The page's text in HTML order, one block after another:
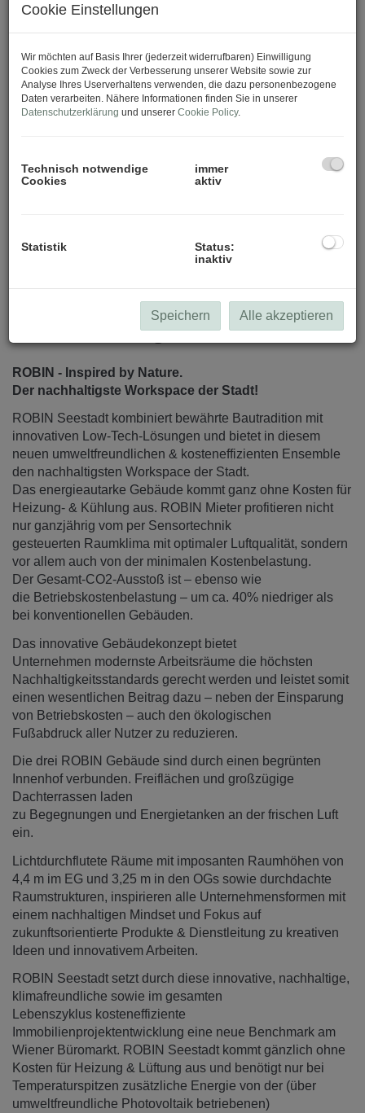
Beschreibung
ROBIN - Inspired by Nature.
Der nachhaltigste Workspace der Stadt!
ROBIN Seestadt kombiniert bewährte Bautradition mit
innovativen Low-Tech-Lösungen und bietet in diesem
neuen umweltfreundlichen & kosteneffizienten Ensemble
den nachhaltigsten Workspace der Stadt.
Das energieautarke Gebäude kommt ganz ohne Kosten für
Heizung- & Kühlung aus. ROBIN Mieter profitieren nicht
nur ganzjährig vom per Sensortechnik
gesteuerten Raumklima mit optimaler Luftqualität, sondern
vor allem auch von der minimalen Kostenbelastung.
Der Gesamt-CO2-Ausstoß ist – ebenso wie
die Betriebskostenbelastung – um ca. 40% niedriger als
bei konventionellen Gebäuden.
Das innovative Gebäudekonzept bietet
Unternehmen modernste Arbeitsräume die höchsten
Nachhaltigkeitsstandards gerecht werden und leistet somit
einen wesentlichen Beitrag dazu – neben der Einsparung
von Betriebskosten – auch den ökologischen
Fußabdruck aller Nutzer zu reduzieren.
Die drei ROBIN Gebäude sind durch einen begrünten
Innenhof verbunden. Freiflächen und großzügige
Dachterrassen laden
zu Begegnungen und Energietanken an der frischen Luft
ein.
Lichtdurchflutete Räume mit imposanten Raumhöhen von
4,4 m im EG und 3,25 m in den OGs sowie durchdachte
Raumstrukturen, inspirieren alle Unternehmensformen mit
einem nachhaltigen Mindset und Fokus auf
zukunftsorientierte Produkte & Dienstleitung zu kreativen
Ideen und innovativem Arbeiten.
ROBIN Seestadt setzt durch diese innovative, nachhaltige,
klimafreundliche sowie im gesamten
Lebenszyklus kosteneffiziente
Immobilienprojektentwicklung eine neue Benchmark am
Wiener Büromarkt. ROBIN Seestadt kommt gänzlich ohne
Kosten für Heizung & Lüftung aus und benötigt nur bei
Temperaturspitzen zusätzliche Energie von der (über
umweltfreundliche Photovoltaik betriebenen)
Cookie Einstellungen
Wir möchten auf Basis Ihrer (jederzeit widerrufbaren) Einwilligung
Cookies zum Zweck der Verbesserung unserer Website sowie zur
Analyse Ihres Userverhaltens verwenden, die dazu personenbezogene
Daten verarbeiten. Nähere Informationen finden Sie in unserer
Datenschutzerklärung und unserer Cookie Policy.
Technisch notwendige
Cookies
immer
aktiv
Statistik
Status:
inaktiv
Speichern Alle akzeptieren